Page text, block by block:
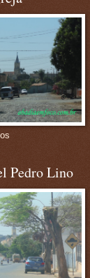
Pedro Lino